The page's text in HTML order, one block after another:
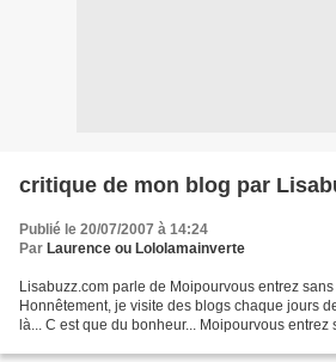
critique de mon blog par
Publié le 20/07/2007 à 14:24
Par Laurence ou Lololamainverte
Lisabuzz.com parle de Moipourvous entrez
Honnêtement, je visite des blogs chaque jours
là... C est que du bonheur... Moipourvous